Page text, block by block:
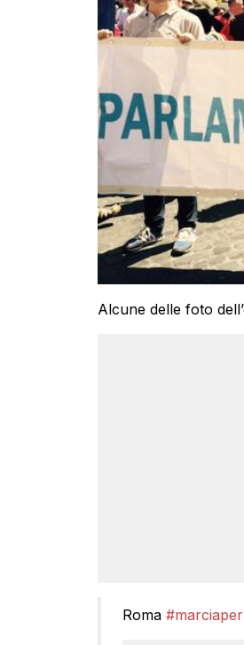
Alcune delle foto
Roma